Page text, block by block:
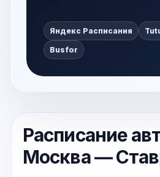
Яндекс Расписания
Busfor
Расписание
Москва —